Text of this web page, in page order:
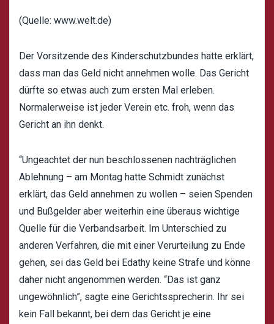
(Quelle: www.welt.de)
Der Vorsitzende des Kinderschutzbundes hatte erklärt,
dass man das Geld nicht annehmen wolle. Das Gericht
dürfte so etwas auch zum ersten Mal erleben.
Normalerweise ist jeder Verein etc. froh, wenn das
Gericht an ihn denkt.
“Ungeachtet der nun beschlossenen nachträglichen
Ablehnung – am Montag hatte Schmidt zunächst
erklärt, das Geld annehmen zu wollen – seien Spenden
und Bußgelder aber weiterhin eine überaus wichtige
Quelle für die Verbandsarbeit. Im Unterschied zu
anderen Verfahren, die mit einer Verurteilung zu Ende
gehen, sei das Geld bei Edathy keine Strafe und könne
daher nicht angenommen werden. “Das ist ganz
ungewöhnlich”, sagte eine Gerichtssprecherin. Ihr sei
kein Fall bekannt, bei dem das Gericht je eine